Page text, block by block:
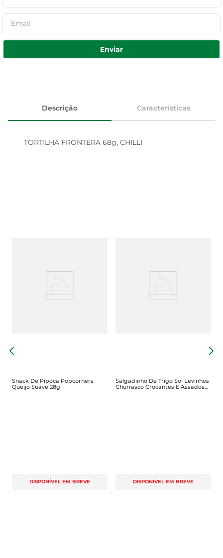
Enviar
Descrição Características
TORTILHA FRONTERA 68g, CHILLI
Snack De Pipoca Popcorners
Queijo Suave 28g
DISPONÍVEL EM BREVE
Salgadinho De Trigo Sol Levinhos
Churrasco Crocantes E Assados
DISPONÍVEL EM BREVE